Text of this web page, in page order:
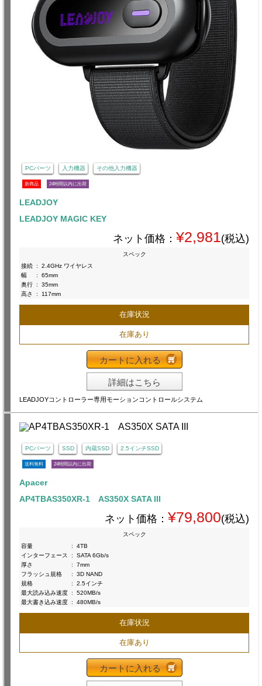
PCパーツ 入力機器 その他入力機器
新商品 24時間以内に出荷
LEADJOY
LEADJOY MAGIC KEY
ネット価格： ¥2,981(税込)
スペック
接続 :
2.4GHz ワイヤレス
幅
:
65mm
奥行 :
35mm
高さ
: 117mm
在庫状況
在庫あり
カートに入れる
詳細はこちら
LEADJOYコントローラー専用モーションコントロールシステム
PCパーツ SSD 内蔵SSD 2.5インチSSD
送料無料 24時間以内に出荷
Apacer
AP4TBAS350XR-1 AS350X SATA III
ネット価格： ¥79,800(税込)
スペック
容量
:
4TB
インターフェース
:
SATA 6Gb/s
厚さ
:
7mm
フラッシュ規格
:
3D NAND
規格
:
2.5インチ
最大読み込み速度 :
520MB/s
最大書き込み速度 : 480MB/s
在庫状況
在庫あり
カートに入れる